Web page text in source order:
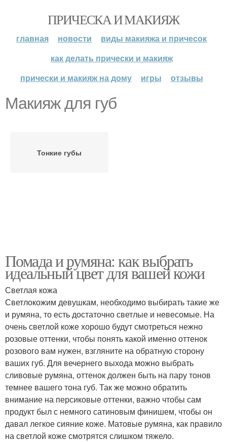
ПРИЧЕСКА И МАКИЯЖ
главная новости
виды макияжа и причесок
как делать прически и макияж
прически и макияж на дому
игры отзывы
Макияж для губ
Тонкие губы
Помада и румяна: как выбрать
идеальный цвет для вашей кожи
Светлая кожа
Светлокожим девушкам, необходимо выбирать такие же
и румяна, то есть достаточно светлые и невесомые. На
очень светлой коже хорошо будут смотреться нежно
розовые оттенки, чтобы понять какой именно оттенок
розового вам нужен, взгляните на обратную сторону
ваших губ. Для вечернего выхода можно выбрать
сливовые румяна, оттенок должен быть на пару тонов
темнее вашего тона губ. Так же можно обратить
внимание на персиковые оттенки, важно чтобы сам
продукт был с немного сатиновым финишем, чтобы он
давал легкое сияние коже. Матовые румяна, как правило
на светлой коже смотрятся слишком тяжело.